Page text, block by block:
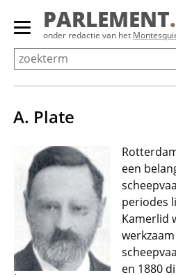
Overslaan
Primair
menu
tonen/verbergen
PARLEMENT
onder redactie van het
A. Plate
een
periodes
Kamerlid
en 1880